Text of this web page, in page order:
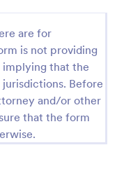
are for
is not providing
implying that the
Before
and/or other
that the form